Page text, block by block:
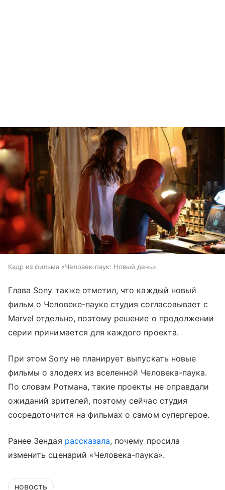
Кадр из фильма «Человек-паук: Новый день»
Глава Sony также отметил, что каждый новый
фильм о Человеке-пауке студия согласовывает с
Marvel отдельно, поэтому решение о продолжении
серии принимается для каждого проекта.
При этом Sony не планирует выпускать новые
фильмы о злодеях из вселенной Человека-паука.
По словам Ротмана, такие проекты не оправдали
ожиданий зрителей, поэтому сейчас студия
сосредоточится на фильмах о самом супергерое.
Ранее Зендая рассказала, почему просила
изменить сценарий «Человека-паука».
новость